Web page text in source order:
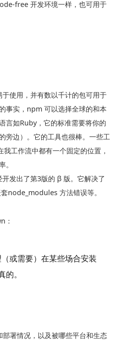
free 开发环境一样，也可用于
使用，并有数以千计的包可用于
事实，npm 可以选择全球的和本
言如Ruby，它的标准需要将你的
旁边）。它的工具也很棒。一些工
工作流中都有一个固定的位置，
。
发出了第3版的 β 版。它解决了
node_modules 方法错误等。
：
或需要）在某些场合安装
。
署情况，以及被哪些平台和生态